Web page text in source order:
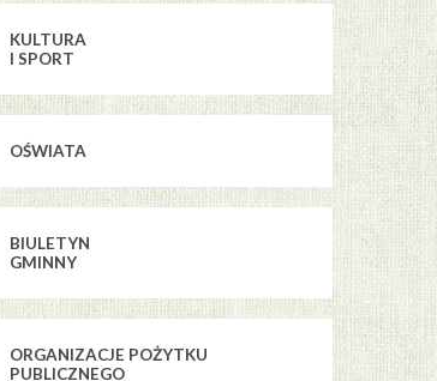
KULTURA
I SPORT
OŚWIATA
BIULETYN
GMINNY
ORGANIZACJE POŻYTKU
PUBLICZNEGO